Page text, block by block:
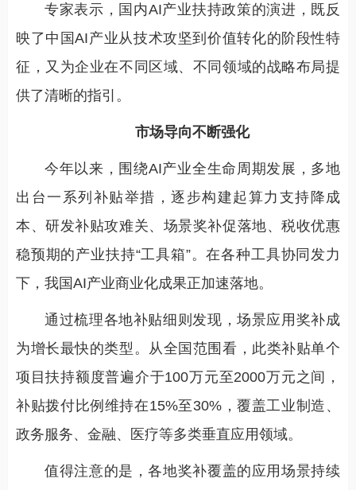
专家表示，国内AI产业扶持政策的演进，既反
映了中国AI产业从技术攻坚到价值转化的阶段性特
征，又为企业在不同区域、不同领域的战略布局提
供了清晰的指引。
市场导向不断强化
今年以来，围绕AI产业全生命周期发展，多地
出台一系列补贴举措，逐步构建起算力支持降成
本、研发补贴攻难关、场景奖补促落地、税收优惠
稳预期的产业扶持“工具箱”。在各种工具协同发力
下，我国AI产业商业化成果正加速落地。
通过梳理各地补贴细则发现，场景应用奖补成
为增长最快的类型。从全国范围看，此类补贴单个
项目扶持额度普遍介于100万元至2000万元之间，
补贴拨付比例维持在15%至30%，覆盖工业制造、
政务服务、金融、医疗等多类垂直应用领域。
值得注意的是，各地奖补覆盖的应用场景持续